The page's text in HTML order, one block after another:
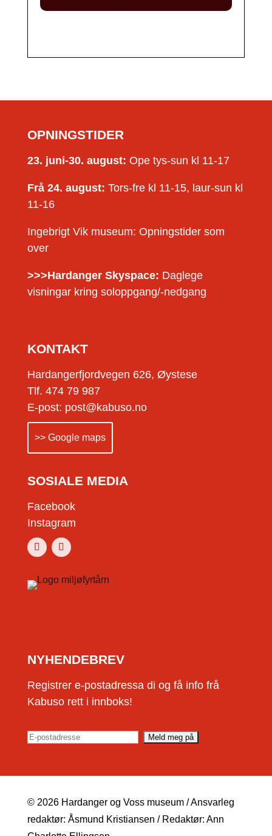
OPNINGSTIDER
23. juni-30. august: Ope tys-sun kl 11-17
Frå 24. august: Tors-fre kl 11-15, laur-sun kl
11-16
Ingebrigt Vik museum: Opningstider som
over
>>>Hardanger Skyspace: Daglege
visningar kring soloppgang/-nedgang
KONTAKT
Hardangerfjordvegen 626, Øystese
Tlf. 474 79 987
E-post: post@kabuso.no
>> Google maps
SOSIALE MEDIA
Facebook
Instagram
NYHENDEBREV
Registrer e-postadressa di og få info frå
Kabuso rett i innboks!
© 2026 Hardanger og Voss museum / Ansvarleg
redaktør: Åsmund Kristiansen / Redaktør: Ann